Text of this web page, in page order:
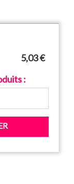
5,03 €
: